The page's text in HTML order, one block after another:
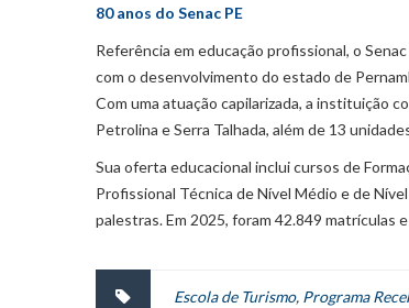
80 anos do Senac PE
Referência em educação profissional, o
com o desenvolvimento do estado de
Com uma atuação capilarizada, a instituição
Petrolina e Serra Talhada, além de 13
Sua oferta educacional inclui cursos de
Profissional Técnica de Nível Médio e de
palestras. Em 2025, foram 42.849 matrículas
Escola de Turismo, Programa